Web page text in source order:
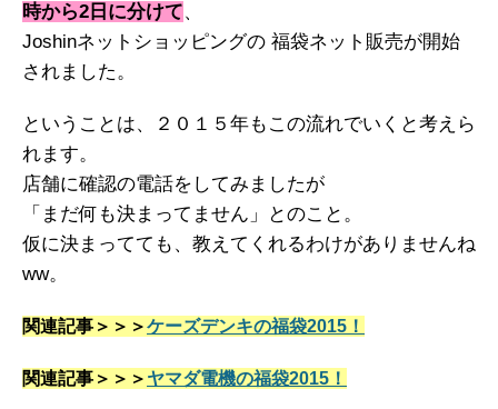
時から2日に分けて、
Joshinネットショッピングの 福袋ネット販売が開始
されました。
ということは、２０１５年もこの流れでいくと考えら
れます。
店舗に確認の電話をしてみましたが
「まだ何も決まってません」とのこと。
仮に決まってても、教えてくれるわけがありませんね
ww。
関連記事＞＞＞ケーズデンキの福袋2015！
関連記事＞＞＞ ヤマダ電機の福袋2015！